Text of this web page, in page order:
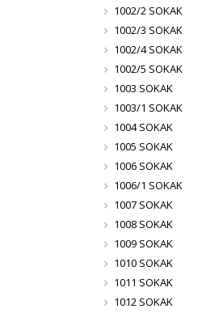
1002/2 SOKAK
1002/3 SOKAK
1002/4 SOKAK
1002/5 SOKAK
1003 SOKAK
1003/1 SOKAK
1004 SOKAK
1005 SOKAK
1006 SOKAK
1006/1 SOKAK
1007 SOKAK
1008 SOKAK
1009 SOKAK
1010 SOKAK
1011 SOKAK
1012 SOKAK